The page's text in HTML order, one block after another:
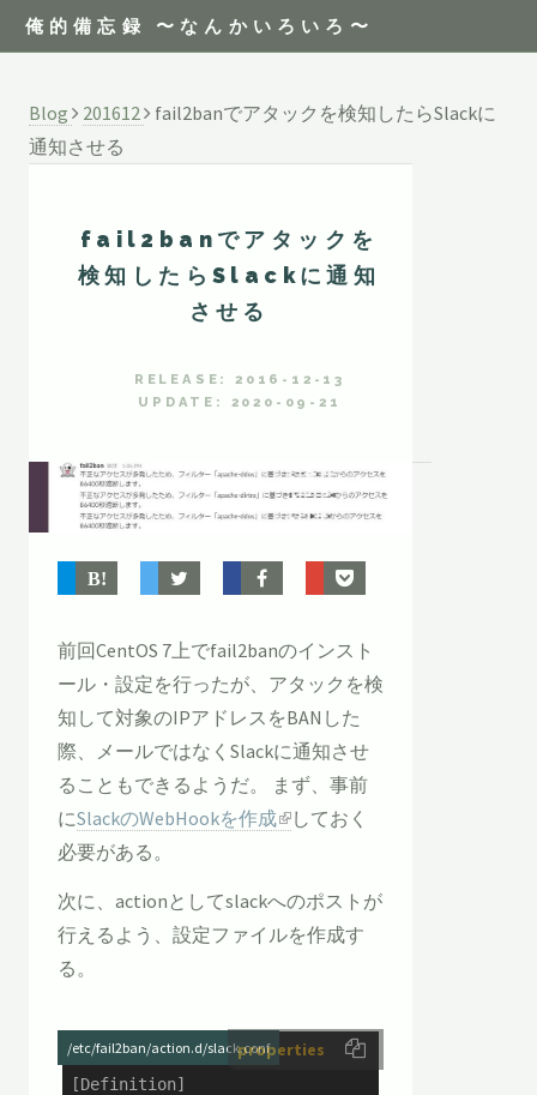
俺的備忘録 〜なんかいろいろ〜
Blog 201612
fail2banでアタックを検知したらSlackに
通知させる
fail2banでアタックを
検知したらSlackに通知
させる
RELEASE: 2016-12-13
UPDATE: 2020-09-21
前回CentOS 7上でfail2banのインスト
ール・設定を行ったが、アタックを検
知して対象のIPアドレスをBANした
際、メールではなくSlackに通知させ
ることもできるようだ。 まず、事前
にSlackのWebHookを作成
しておく
必要がある。
次に、actionとしてslackへのポストが
行えるよう、設定ファイルを作成す
る。
/etc/fail2ban/action.d/slack.confproperties
[Definition]